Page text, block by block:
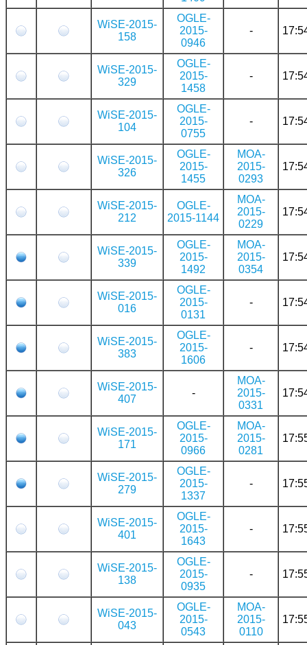
WiSE-2015-
158
OGLE-
2015-
0946
-
WiSE-2015-
329
OGLE-
2015-
1458
-
WiSE-2015-
104
OGLE-
2015-
0755
-
WiSE-2015-
326
OGLE-
2015-
1455
MOA-
2015-
0293
WiSE-2015-
212
OGLE-
2015-1144
MOA-
2015-
0229
WiSE-2015-
339
OGLE-
2015-
1492
MOA-
2015-
0354
WiSE-2015-
016
OGLE-
2015-
0131
-
WiSE-2015-
383
OGLE-
2015-
1606
-
WiSE-2015-
407
-
MOA-
2015-
0331
WiSE-2015-
171
OGLE-
2015-
0966
MOA-
2015-
0281
WiSE-2015-
279
OGLE-
2015-
1337
-
WiSE-2015-
401
OGLE-
2015-
1643
-
WiSE-2015-
138
OGLE-
2015-
0935
-
WiSE-2015-
043
OGLE-
2015-
0543
MOA-
2015-
0110